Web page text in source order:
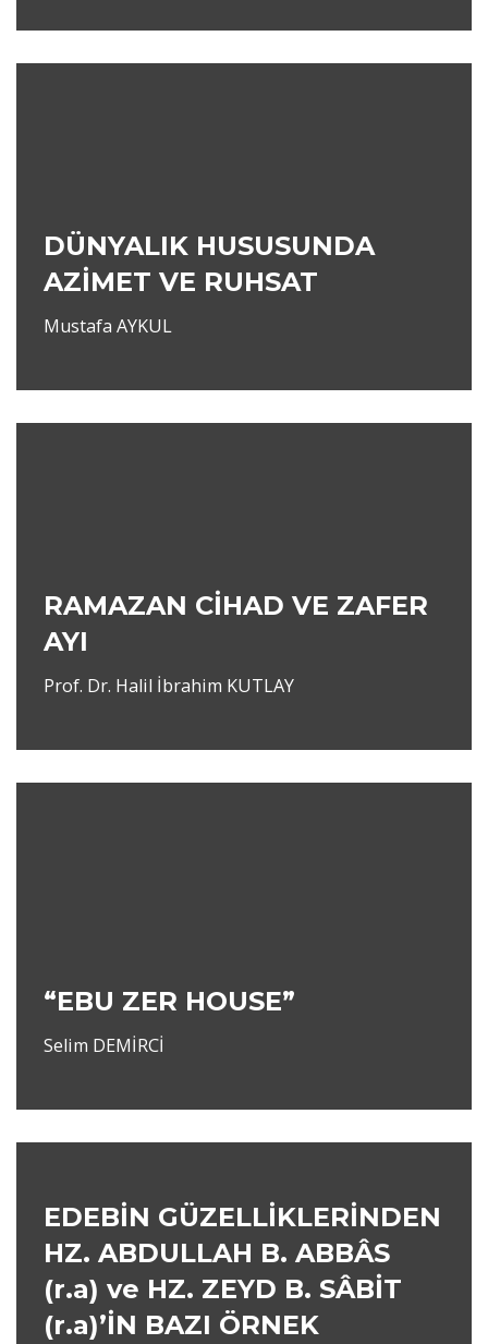
DÜNYALIK HUSUSUNDA
AZİMET VE RUHSAT
Mustafa AYKUL
RAMAZAN CİHAD VE ZAFER
AYI
Prof. Dr. Halil İbrahim KUTLAY
“EBU ZER HOUSE”
Selim DEMİRCİ
EDEBİN GÜZELLİKLERİNDEN
HZ. ABDULLAH B. ABBÂS
(r.a) ve HZ. ZEYD B. SÂBİT
(r.a)’İN BAZI ÖRNEK